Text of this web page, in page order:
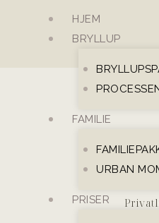
HJEM
BRYLLUP
FAMILIE
URBAN
PRISER